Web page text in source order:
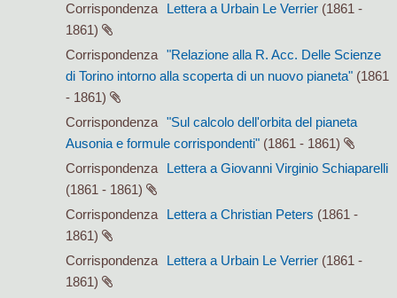
Corrispondenza
Lettera a Urbain Le Verrier (1861 -
1861)
Corrispondenza
"Relazione alla R. Acc. Delle Scienze
di Torino intorno alla scoperta di un nuovo pianeta" (1861
- 1861)
Corrispondenza
"Sul calcolo dell'orbita del pianeta
Ausonia e formule corrispondenti" (1861 - 1861)
Corrispondenza
Lettera a Giovanni Virginio Schiaparelli
(1861 - 1861)
Corrispondenza
Lettera a Christian Peters (1861 -
1861)
Corrispondenza
Lettera a Urbain Le Verrier (1861 -
1861)